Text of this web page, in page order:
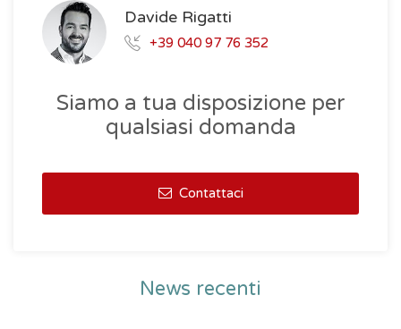
Davide Rigatti
+39 040 97 76 352
Siamo a tua disposizione per
qualsiasi domanda
Contattaci
News recenti